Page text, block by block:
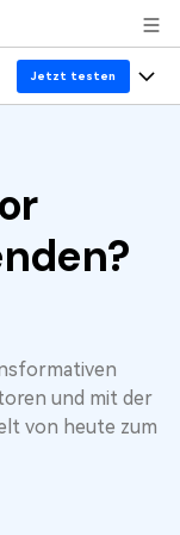
Jetzt testen
Anmeldenund mit der
von heute zum